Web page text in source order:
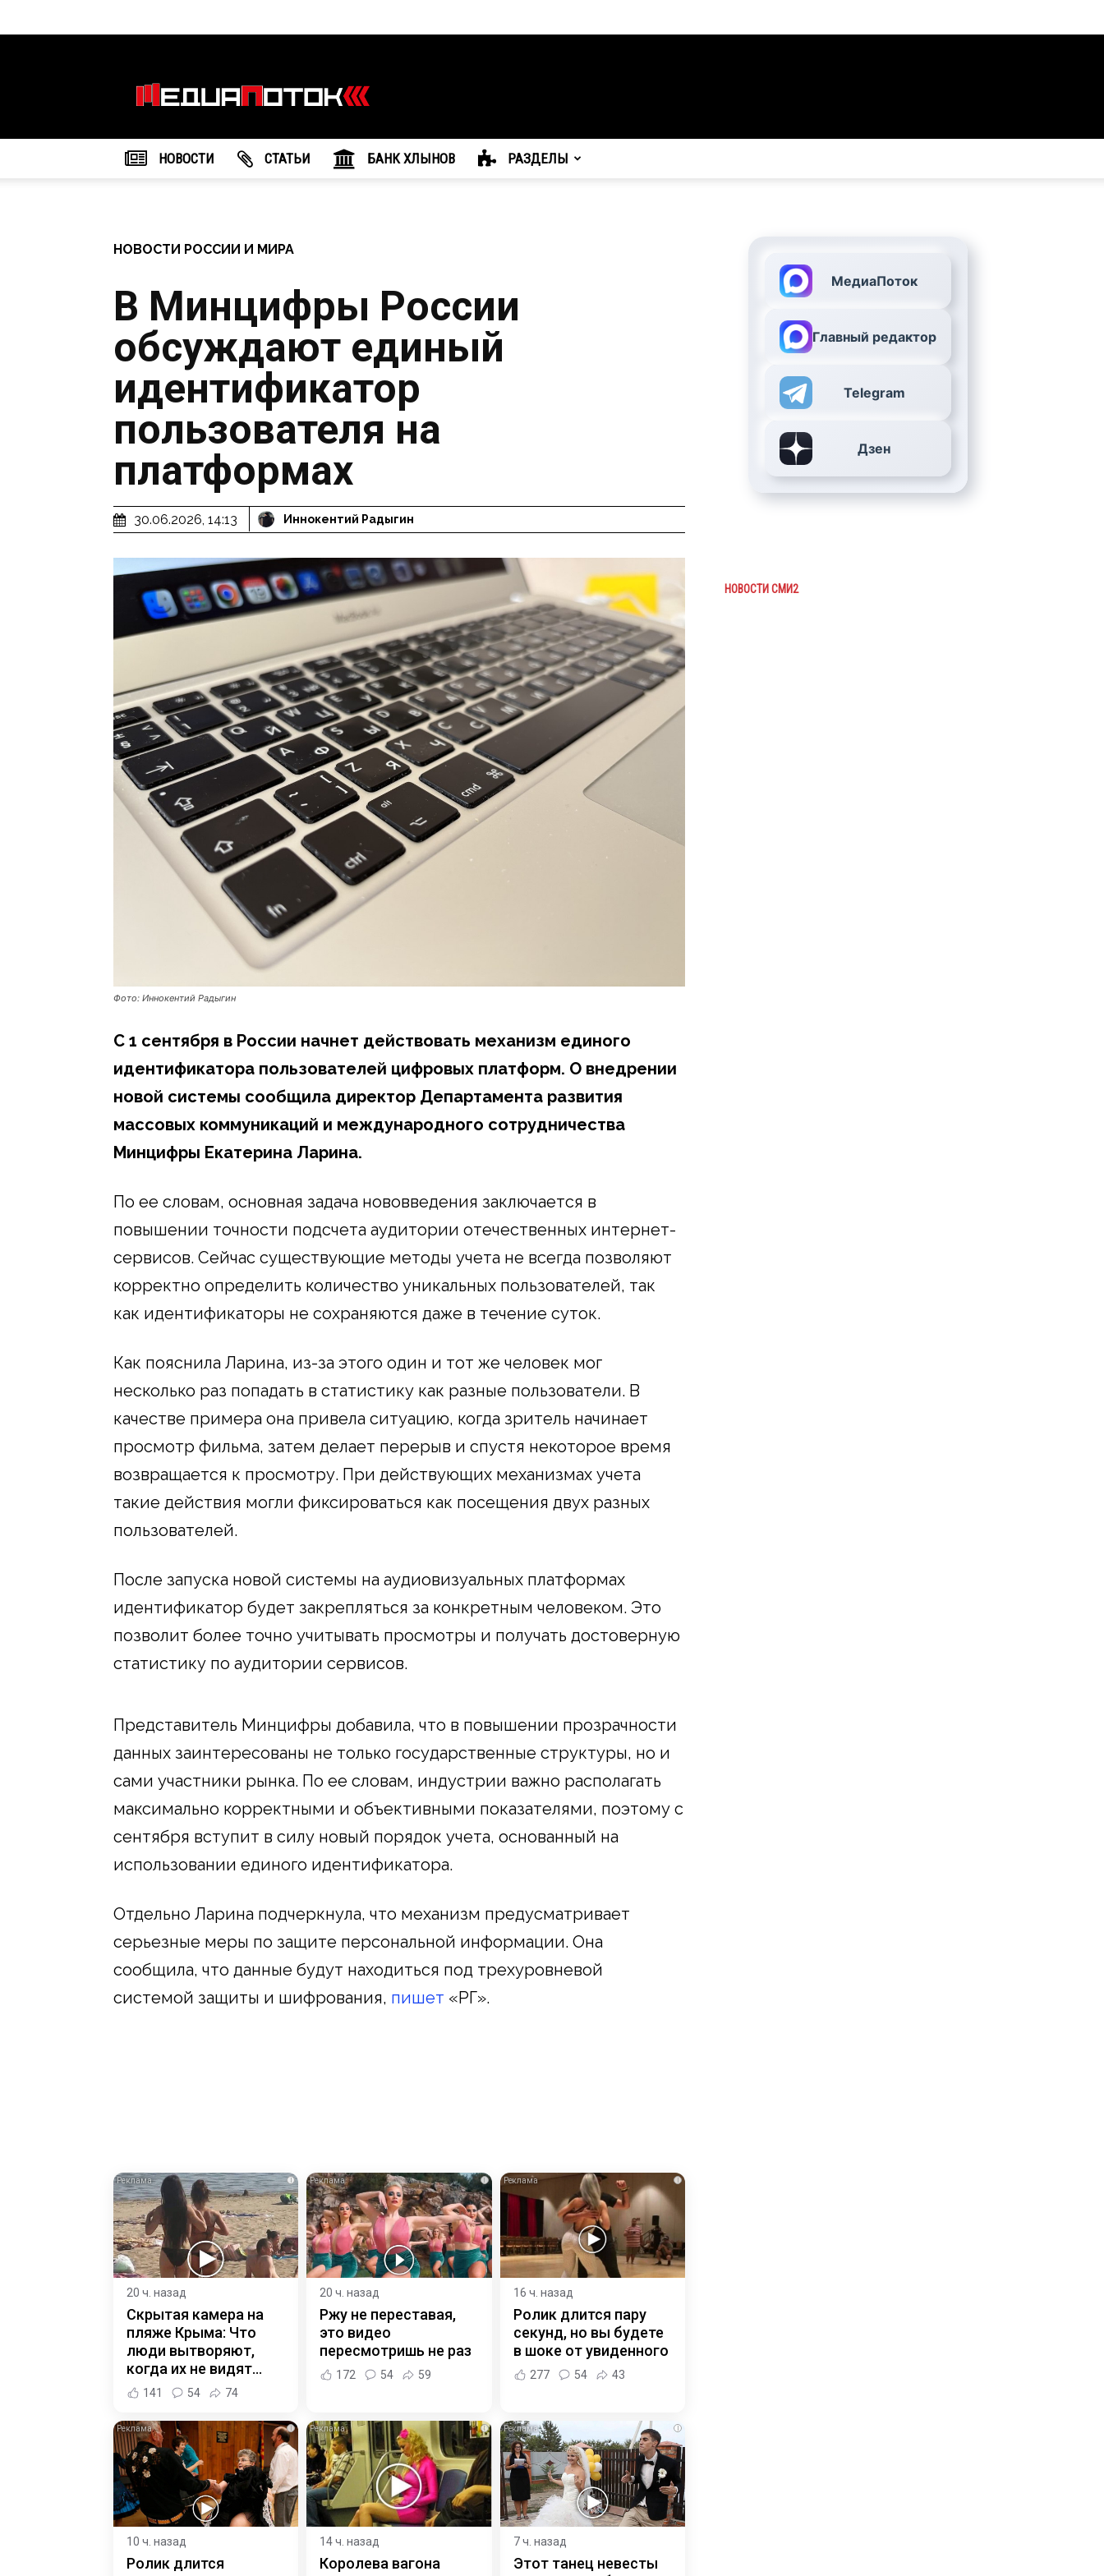
агентство
"МедиаПоток"
НОВОСТИ CТАТЬИ БАНК ХЛЫНОВ РАЗДЕЛЫ
НОВОСТИ РОССИИ И МИРА
В Минцифры России
обсуждают единый
идентификатор
пользователя на
платформах
30.06.2026, 14:13 Иннокентий Радыгин
Фото: Иннокентий Радыгин
С 1 сентября в России начнет действовать механизм единого
идентификатора пользователей цифровых платформ. О внедрении
новой системы сообщила директор Департамента развития
массовых коммуникаций и международного сотрудничества
Минцифры Екатерина Ларина.
По ее словам, основная задача нововведения заключается в
повышении точности подсчета аудитории отечественных интернет-
сервисов. Сейчас существующие методы учета не всегда позволяют
корректно определить количество уникальных пользователей, так
как идентификаторы не сохраняются даже в течение суток.
Как пояснила Ларина, из-за этого один и тот же человек мог
несколько раз попадать в статистику как разные пользователи. В
качестве примера она привела ситуацию, когда зритель начинает
просмотр фильма, затем делает перерыв и спустя некоторое время
возвращается к просмотру. При действующих механизмах учета
такие действия могли фиксироваться как посещения двух разных
пользователей.
После запуска новой системы на аудиовизуальных платформах
идентификатор будет закрепляться за конкретным человеком. Это
позволит более точно учитывать просмотры и получать достоверную
статистику по аудитории сервисов.
Представитель Минцифры добавила, что в повышении прозрачности
данных заинтересованы не только государственные структуры, но и
сами участники рынка. По ее словам, индустрии важно располагать
максимально корректными и объективными показателями, поэтому с
сентября вступит в силу новый порядок учета, основанный на
использовании единого идентификатора.
Отдельно Ларина подчеркнула, что механизм предусматривает
серьезные меры по защите персональной информации. Она
сообщила, что данные будут находиться под трехуровневой
системой защиты и шифрования, пишет «РГ».
i
20 ч. назад
Скрытая камера на
пляже Крыма: Что
люди вытворяют,
когда их не видят...
141 54 74
i
20 ч. назад
Ржу не переставая,
это видео
пересмотришь не раз
172 54 59
i
16 ч. назад
Ролик длится пару
секунд, но вы будете
в шоке от увиденного
277 54 43
i
10 ч. назад
Ролик длится
i
14 ч. назад
Королева вагона
i
7 ч. назад
Этот танец невесты
МедиаПоток
Главный редактор
Telegram
Дзен
НОВОСТИ СМИ2